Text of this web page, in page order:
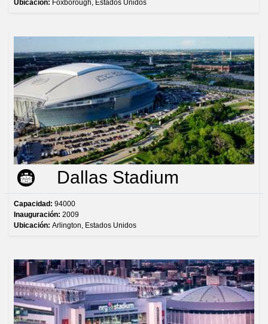
Ubicación: Foxborough, Estados Unidos
Dallas Stadium
Capacidad: 94000
Inauguración: 2009
Ubicación: Arlington, Estados Unidos